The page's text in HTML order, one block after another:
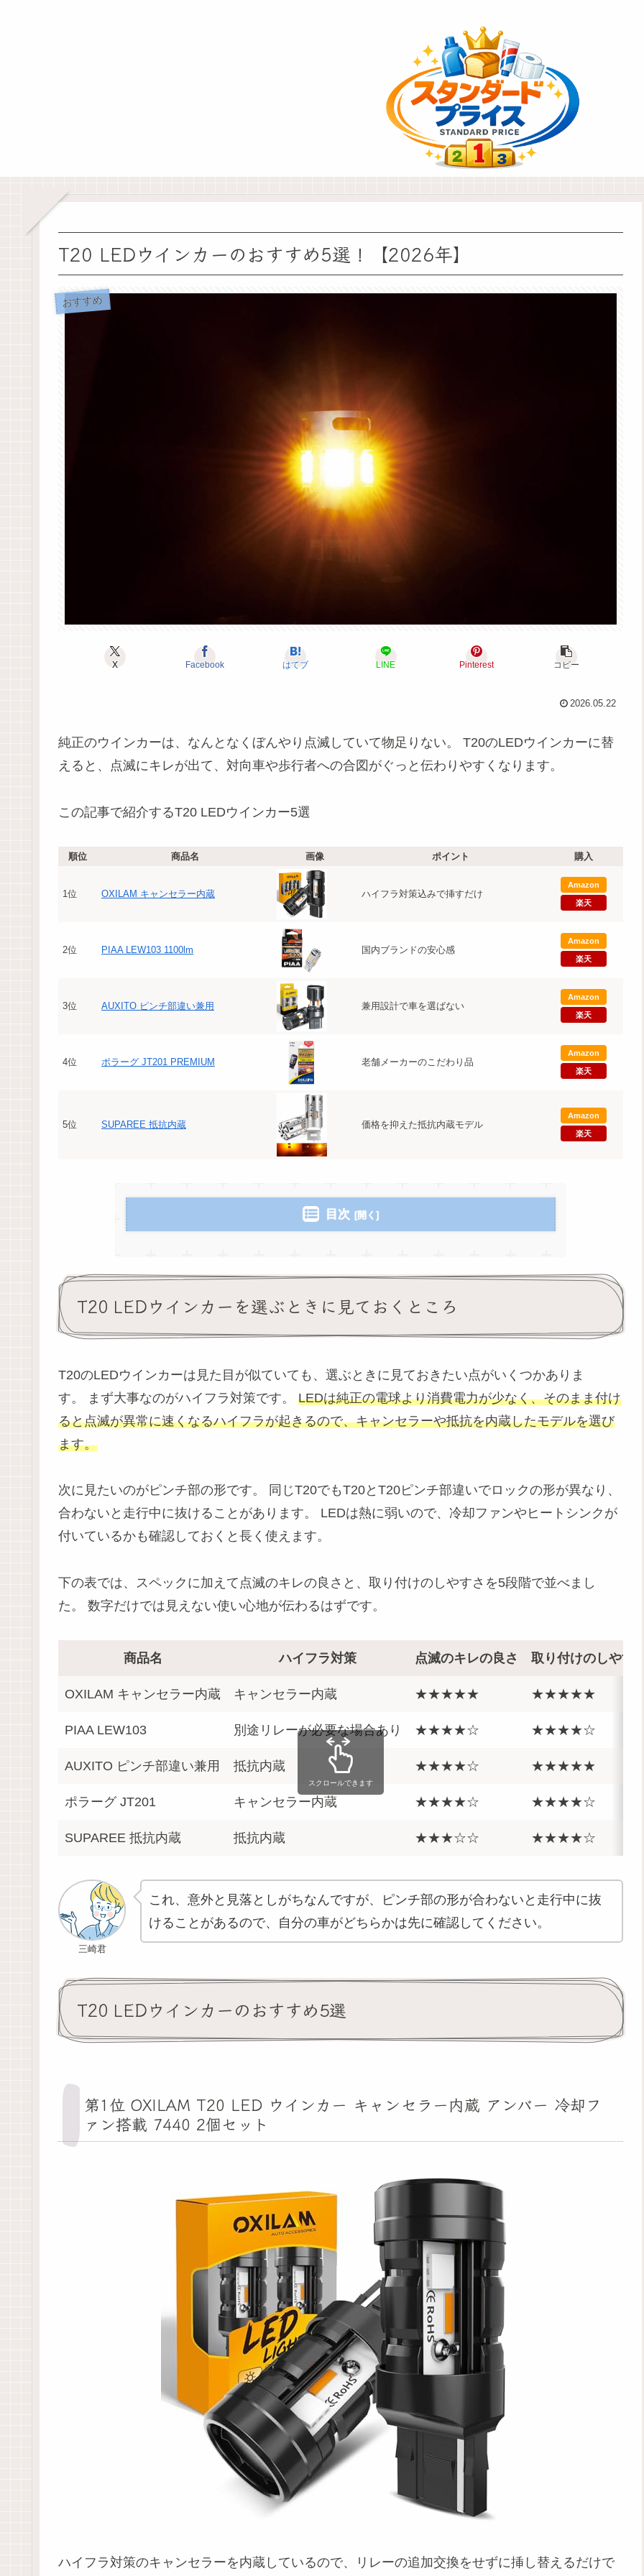
T20 LEDウインカーのおすすめ5選！【2026年】
おすすめ
X Facebook はてブ LINE Pinterest コピー
2026.05.22
純正のウインカーは、なんとなくぼんやり点滅していて物足りない。 T20のLEDウインカーに替
えると、点滅にキレが出て、対向車や歩行者への合図がぐっと伝わりやすくなります。
この記事で紹介するT20 LEDウインカー5選
順位 商品名 画像 ポイント 購入
1位 OXILAM キャンセラー内蔵 ハイフラ対策込みで挿すだけ
Amazon
楽天
2位 PIAA LEW103 1100lm 国内ブランドの安心感
Amazon
楽天
3位 AUXITO ピンチ部違い兼用 兼用設計で車を選ばない
Amazon
楽天
4位 ポラーグ JT201 PREMIUM 老舗メーカーのこだわり品
Amazon
楽天
5位 SUPAREE 抵抗内蔵 価格を抑えた抵抗内蔵モデル
Amazon
楽天
目次
T20 LEDウインカーを選ぶときに見ておくところ
T20のLEDウインカーは見た目が似ていても、選ぶときに見ておきたい点がいくつかありま
す。 まず大事なのがハイフラ対策です。 LEDは純正の電球より消費電力が少なく、そのまま付け
ると点滅が異常に速くなるハイフラが起きるので、キャンセラーや抵抗を内蔵したモデルを選び
ます。
次に見たいのがピンチ部の形です。 同じT20でもT20とT20ピンチ部違いでロックの形が異なり、
合わないと走行中に抜けることがあります。 LEDは熱に弱いので、冷却ファンやヒートシンクが
付いているかも確認しておくと長く使えます。
下の表では、スペックに加えて点滅のキレの良さと、取り付けのしやすさを5段階で並べまし
た。 数字だけでは見えない使い心地が伝わるはずです。
商品名 ハイフラ対策 点滅のキレの良さ 取り付けのしやす
OXILAM キャンセラー内蔵 キャンセラー内蔵 ★★★★★ ★★★★★
PIAA LEW103 別途リレーが必要な場合あり ★★★★☆ ★★★★☆
AUXITO ピンチ部違い兼用 抵抗内蔵 ★★★★☆ ★★★★★
ポラーグ JT201 キャンセラー内蔵 ★★★★☆ ★★★★☆
SUPAREE 抵抗内蔵 抵抗内蔵 ★★★☆☆ ★★★★☆
スクロールできます
三崎君
これ、意外と見落としがちなんですが、ピンチ部の形が合わないと走行中に抜
けることがあるので、自分の車がどちらかは先に確認してください。
T20 LEDウインカーのおすすめ5選
第1位 OXILAM T20 LED ウインカー キャンセラー内蔵 アンバー 冷却フ
ァン搭載 7440 2個セット
ハイフラ対策のキャンセラーを内蔵しているので、リレーの追加交換をせずに挿し替えるだけで